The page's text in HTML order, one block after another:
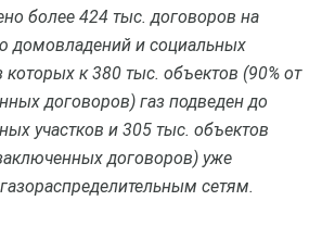
более 424 тыс. договоров на
домовладений и социальных
которых к 380 тыс. объектов (90% от
договоров) газ подведен до
участков и 305 тыс. объектов
договоров) уже
сетям.